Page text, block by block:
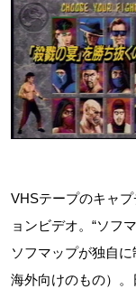
VHSテープのキャ
ョンビデオ。“ソフ
ソフマップが独自
海外向けのもの）